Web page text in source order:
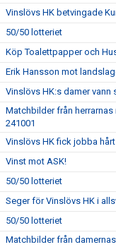
Vinslövs HK betvingade
50/50 lotteriet
Köp Toalettpapper och
Erik Hansson mot
Vinslövs HK:s damer vann
Matchbilder från
241001
Vinslövs HK fick jobba
Vinst mot ASK!
50/50 lotteriet
Seger för Vinslövs HK i
50/50 lotteriet
Matchbilder från